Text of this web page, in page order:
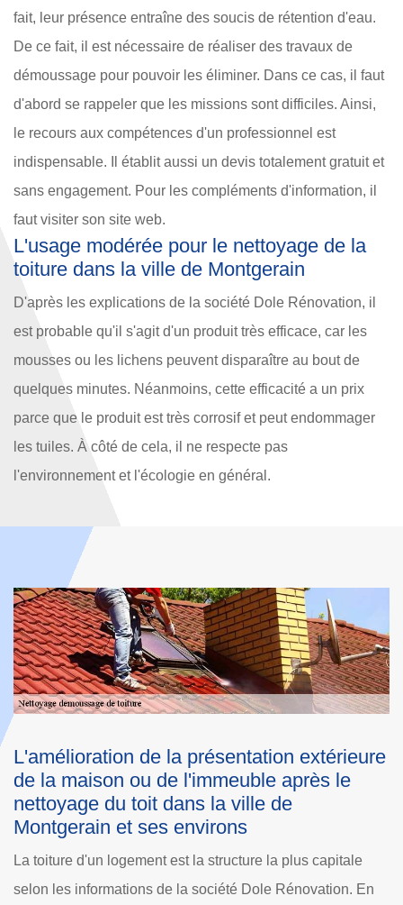
fait, leur présence entraîne des soucis de rétention d'eau.
De ce fait, il est nécessaire de réaliser des travaux de
démoussage pour pouvoir les éliminer. Dans ce cas, il faut
d'abord se rappeler que les missions sont difficiles. Ainsi,
le recours aux compétences d'un professionnel est
indispensable. Il établit aussi un devis totalement gratuit et
sans engagement. Pour les compléments d'information, il
faut visiter son site web.
L'usage modérée pour le nettoyage de la
toiture dans la ville de Montgerain
D'après les explications de la société Dole Rénovation, il
est probable qu'il s'agit d'un produit très efficace, car les
mousses ou les lichens peuvent disparaître au bout de
quelques minutes. Néanmoins, cette efficacité a un prix
parce que le produit est très corrosif et peut endommager
les tuiles. À côté de cela, il ne respecte pas
l'environnement et l'écologie en général.
Les travaux de nettoyage des toits
l'assurance de l'apparence esthétique de la
maison dans le 60420
Au fil du temps, les toitures des maisons peuvent
accumuler des crasses, des saletés, ses débris et des
mousses. Dans ce cas, l'aspect de la structure peut être